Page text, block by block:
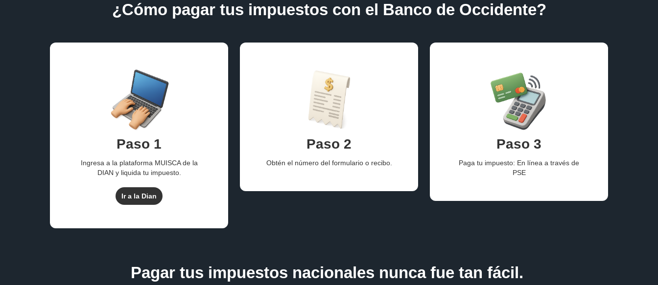
¿Cómo pagar tus impuestos con el Banco de Occidente?
Paso 1
Ingresa a la plataforma MUISCA de la
DIAN y liquida tu impuesto.
Ir a la Dian
Paso 2
Obtén el número del formulario o recibo.
Paso 3
Paga tu impuesto: En línea a través de
PSE
Pagar tus impuestos nacionales nunca fue tan fácil.